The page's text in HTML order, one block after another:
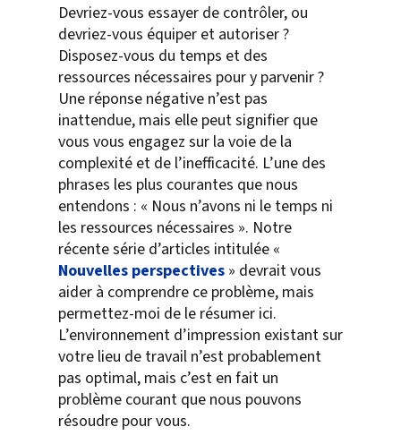
Devriez-vous essayer de contrôler, ou
devriez-vous équiper et autoriser ?
Disposez-vous du temps et des
ressources nécessaires pour y parvenir ?
Une réponse négative n’est pas
inattendue, mais elle peut signifier que
vous vous engagez sur la voie de la
complexité et de l’inefficacité. L’une des
phrases les plus courantes que nous
entendons : « Nous n’avons ni le temps ni
les ressources nécessaires ». Notre
récente série d’articles intitulée «
Nouvelles perspectives » devrait vous
aider à comprendre ce problème, mais
permettez-moi de le résumer ici.
L’environnement d’impression existant sur
votre lieu de travail n’est probablement
pas optimal, mais c’est en fait un
problème courant que nous pouvons
résoudre pour vous.